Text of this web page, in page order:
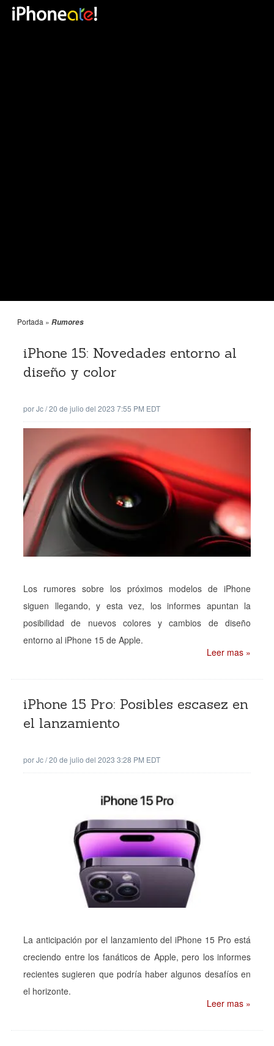
Portada » Rumores
iPhone 15: Novedades entorno al
diseño y color
porJc/20 de julio del 2023 7:55 PM EDT
Los rumores sobre los próximos modelos de iPhone
siguen llegando, y esta vez, los informes apuntan la
posibilidad de nuevos colores y cambios de diseño
entorno al iPhone 15 de Apple.
Leer mas »
iPhone 15 Pro: Posibles escasez en
el lanzamiento
porJc/20 de julio del 2023 3:28 PM EDT
La anticipación por el lanzamiento del iPhone 15 Pro está
creciendo entre los fanáticos de Apple, pero los informes
recientes sugieren que podría haber algunos desafíos en
el horizonte.
Leer mas »